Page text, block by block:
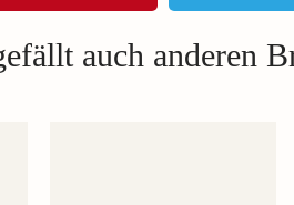
auch anderen